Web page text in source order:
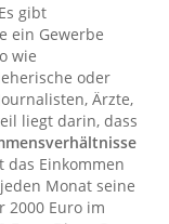
gibt
ein Gewerbe
wie
oder
Ärzte,
liegt darin, dass
das Einkommen
Monat seine
2000 Euro im